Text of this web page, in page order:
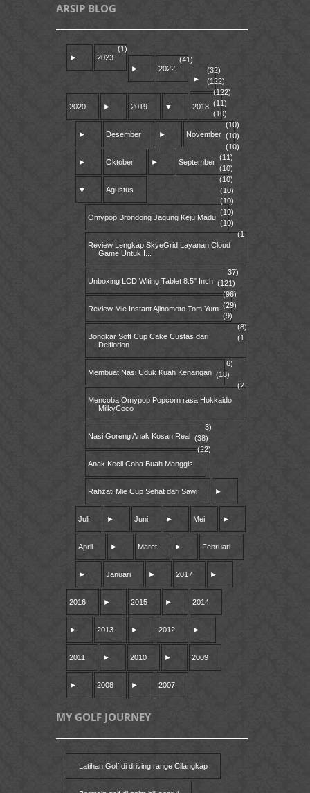
ARSIP BLOG
► 2023
(1)
► 2022
(41)
►
2020
(32)
► 2019
(122)
▼ 2018
(122)
► Desember
(11)
► November
(10)
► Oktober
(10)
► September
(10)
▼ Agustus
(10)
Omypop Brondong Jagung Keju Madu
Review Lengkap SkyeGrid Layanan Cloud
Game Untuk I...
Unboxing LCD Witing Tablet 8.5" Inch
Review Mie Instant Ajinomoto Tom Yum
Bongkar Soft Cup Cake Custas dari
Delfiorion
Membuat Nasi Uduk Kuah Kenangan
Mencoba Omypop Popcorn rasa Hokkaido
MilkyCoco
Nasi Goreng Anak Kosan Real
Anak Kecil Coba Buah Manggis
Rahzati Mie Cup Sehat dari Sawi ►
Juli
(11)
► Juni
(10)
► Mei
(10)
►
April
(10)
► Maret
(10)
► Februari
(10)
► Januari
(10)
► 2017
(1
37)
►
2016
(121)
► 2015
(96)
► 2014
(29)
► 2013
(9)
► 2012
(8)
►
2011
(1
6)
► 2010
(18)
► 2009
(2
3)
► 2008
(38)
► 2007
(22)
MY GOLF JOURNEY
Latihan Golf di driving range Cilangkap